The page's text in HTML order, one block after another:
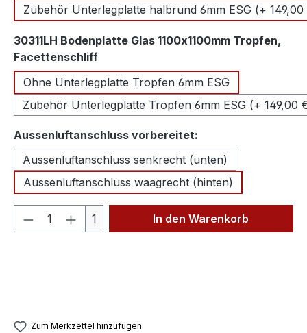
Zubehör Unterlegplatte halbrund 6mm ESG (+
30311LH Bodenplatte Glas 1100x1100mm Tropfen,
Facettenschliffauswählen
Ohne Unterlegplatte Tropfen 6mm ESG
Zubehör Unterlegplatte Tropfen 6mm ESG (+ 149,00
Aussenluftanschluss vorbereitet:
Aussenluftanschluss senkrecht (unten)
Aussenluftanschluss waagrecht (hinten)
Produkt Anzahl: Gib den
1 In den Warenkorb
Zum Merkzettel hinzufügen